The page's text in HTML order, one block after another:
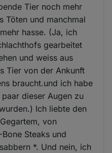
Tier noch mehr
Töten und manchmal
hasse. (Ja, ich
gearbeitet
und weiss aus
Tier von der Ankunft
braucht.und ich habe
dieser Augen zu
Ich liebte den
von
Steaks und
*. Und nein, ich